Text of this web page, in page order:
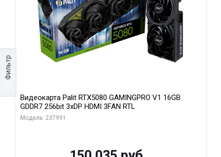
Фильтр
Видеокарта Palit RTX5080 GAMINGPRO V1 16GB
GDDR7 256bit 3xDP HDMI 3FAN RTL
Модель: 237991